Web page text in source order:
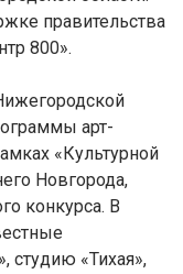
правительства
800».
арт-
«Культурной
Новгорода,
конкурса. В
студию «Тихая»,